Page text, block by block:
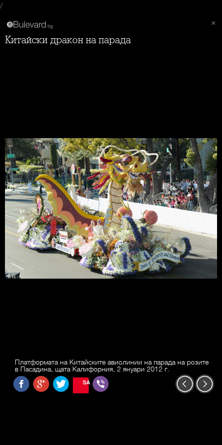
/
Китайски дракон на парада
Платформата на Китайските авиолинии на парада на розите
в Пасадина, щата Калифорния, 2 януари 2012 г.
SAVE